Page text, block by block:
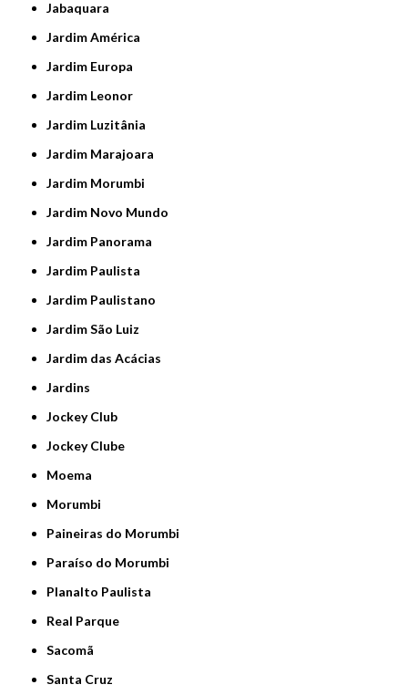
Jabaquara
Jardim América
Jardim Europa
Jardim Leonor
Jardim Luzitânia
Jardim Marajoara
Jardim Morumbi
Jardim Novo Mundo
Jardim Panorama
Jardim Paulista
Jardim Paulistano
Jardim São Luiz
Jardim das Acácias
Jardins
Jockey Club
Jockey Clube
Moema
Morumbi
Paineiras do Morumbi
Paraíso do Morumbi
Planalto Paulista
Real Parque
Sacomã
Santa Cruz